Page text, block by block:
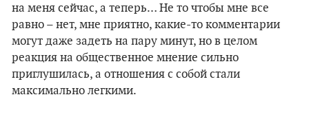
на меня сейчас, а теперь… Не то чтобы мне все
равно – нет, мне приятно, какие-то комментарии
могут даже задеть на пару минут, но в целом
реакция на общественное мнение сильно
приглушилась, а отношения с собой стали
максимально легкими.